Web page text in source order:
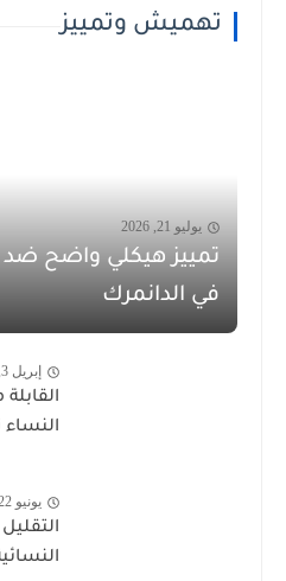
تهميش وتمييز
يوليو 21, 2026
تمييز هيكلي واضح ضد
في الدانمرك
إبريل 3, 2026
يونيو 22, 2025